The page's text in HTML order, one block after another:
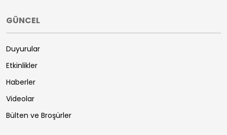
GÜNCEL
Duyurular
Etkinlikler
Haberler
Videolar
Bülten ve Broşürler